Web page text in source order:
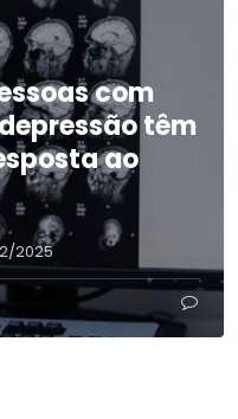
com
têm
ao
2025